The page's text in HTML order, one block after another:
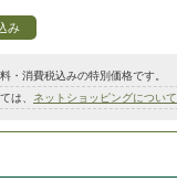
み
・消費税込みの特別価格です。
は、 ネットショッピングについて